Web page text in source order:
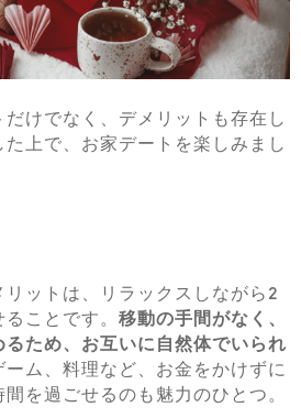
けでなく、デメリットも存在し
上で、お家デートを楽しみまし
ットは、リラックスしながら2
ことです。 移動の手間がなく、
ため、お互いに自然体でいられ
ーム、料理など、お金をかけずに
を過ごせるのも魅力のひとつ。